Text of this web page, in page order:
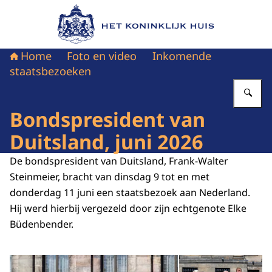
Naar de homepage van Het Koninklijk Huis
Home Foto en video
Inkomende
staatsbezoeken
Bondspresident van
Duitsland, juni 2026
De bondspresident van Duitsland, Frank-Walter
Steinmeier, bracht van dinsdag 9 tot en met
donderdag 11 juni een staatsbezoek aan Nederland.
Hij werd hierbij vergezeld door zijn echtgenote Elke
Büdenbender.
Open de galerij in vergrote